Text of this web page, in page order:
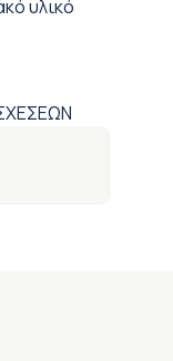
υλικό